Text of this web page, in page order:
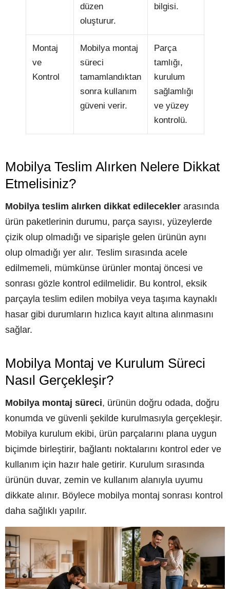
düzen
oluşturur.
bilgisi.
Montaj
ve
Kontrol
Mobilya montaj
süreci
tamamlandıktan
sonra kullanım
güveni verir.
Parça
tamlığı,
kurulum
sağlamlığı
ve yüzey
kontrolü.
Mobilya Teslim Alırken Nelere Dikkat
Etmelisiniz?
Mobilya teslim alırken dikkat edilecekler arasında
ürün paketlerinin durumu, parça sayısı, yüzeylerde
çizik olup olmadığı ve siparişle gelen ürünün aynı
olup olmadığı yer alır. Teslim sırasında acele
edilmemeli, mümkünse ürünler montaj öncesi ve
sonrası gözle kontrol edilmelidir. Bu kontrol, eksik
parçayla teslim edilen mobilya veya taşıma kaynaklı
hasar gibi durumların hızlıca kayıt altına alınmasını
sağlar.
Mobilya Montaj ve Kurulum Süreci
Nasıl Gerçekleşir?
Mobilya montaj süreci, ürünün doğru odada, doğru
konumda ve güvenli şekilde kurulmasıyla gerçekleşir.
Mobilya kurulum ekibi, ürün parçalarını plana uygun
biçimde birleştirir, bağlantı noktalarını kontrol eder ve
kullanım için hazır hale getirir. Kurulum sırasında
ürünün duvar, zemin ve kullanım alanıyla uyumu
dikkate alınır. Böylece mobilya montaj sonrası kontrol
daha sağlıklı yapılır.